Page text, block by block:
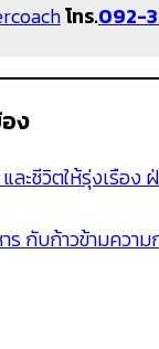
โทร.092-
ง
ละชีวิตให้รุ่งเรือง
ร กับก้าวข้ามความ